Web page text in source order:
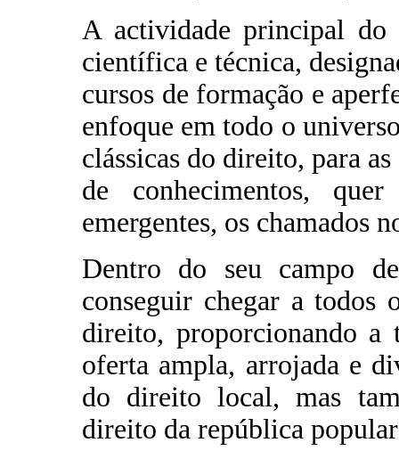
A actividade principal do
científica e técnica,
cursos de formação e
enfoque em todo o
clássicas do direito, para
de conhecimentos,
emergentes, os chamados
Dentro do seu campo
conseguir chegar a todos
direito, proporcionando a
oferta ampla, arrojada e
do direito local, mas
direito da república